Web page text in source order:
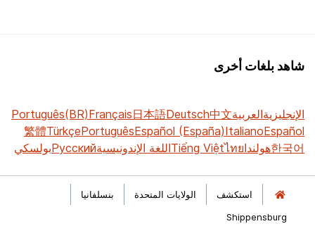
شاهد بلغات أخرى
الإنجليزيةالعربية中文
Deutsch
日本語
Français
Português(BR)
Español
Italiano
Español (España)
Português
Türkçe
繁體
한국어هولنداไทย
Tiếng Việtاللغة الإندونيسيةРусскийبولسكي
استكشف الولايات المتحدة
بنسلفانيا
Shippensburg